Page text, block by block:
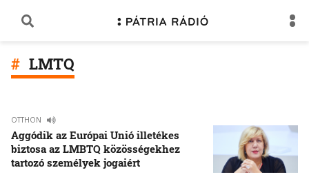
LMTQ
OTTHON
Aggódik az Európai Unió illetékes
biztosa az LMBTQ közösségekhez
tartozó személyek jogaiért